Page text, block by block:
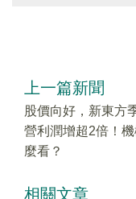
上一篇新聞
股價向好，新東方
營利潤增超2倍！
麼看？
相關文章